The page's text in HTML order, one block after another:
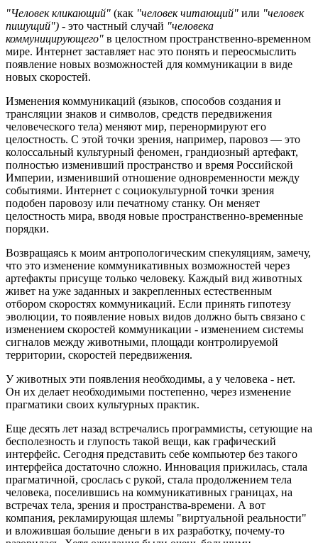
"Человек кликающий" (как "человек читающий" или "человек
пишущий") - это частный случай "человека
коммуницирующего" в целостном пространственно-временном
мире. Интернет заставляет нас это понять и переосмыслить
появление новых возможностей для коммуникации в виде
новых скоростей.
Изменения коммуникаций (языков, способов создания и
трансляции знаков и символов, средств передвижения
человеческого тела) меняют мир, перенормируют его
целостность. С этой точки зрения, например, паровоз — это
колоссальный культурный феномен, грандиозный артефакт,
полностью изменивший пространство и время Российской
Империи, изменивший отношение одновременности между
событиями. Интернет с социокультурной точки зрения
подобен паровозу или печатному станку. Он меняет
целостность мира, вводя новые пространственно-временные
порядки.
Возвращаясь к моим антропологическим спекуляциям, замечу,
что это изменение коммуникативных возможностей через
артефакты присуще только человеку. Каждый вид животных
живет на уже заданных и закрепленных естественным
отбором скоростях коммуникаций. Если принять гипотезу
эволюции, то появление новых видов должно быть связано с
изменением скоростей коммуникации - изменением системы
сигналов между животными, площади контролируемой
территории, скоростей передвижения.
У животных эти появления необходимы, а у человека - нет.
Он их делает необходимыми постепенно, через изменение
прагматики своих культурных практик.
Еще десять лет назад встречались программисты, сетующие на
бесполезность и глупость такой вещи, как графический
интерфейс. Сегодня представить себе компьютер без такого
интерфейса достаточно сложно. Инновация прижилась, стала
прагматичной, срослась с рукой, стала продолжением тела
человека, поселившись на коммуникативных границах, на
встречах тела, зрения и пространства-времени. А вот
компания, рекламирующая шлемы "виртуальной реальности"
и вложившая большие деньги в их разработку, почему-то